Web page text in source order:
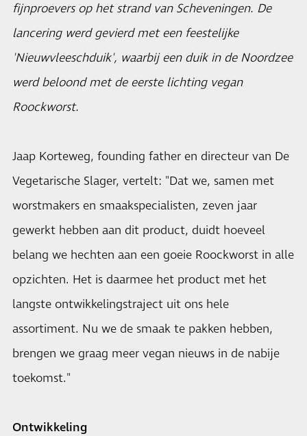
fijnproevers op het strand van Scheveningen. De
lancering werd gevierd met een feestelijke
'Nieuwvleeschduik', waarbij een duik in de Noordzee
werd beloond met de eerste lichting vegan
Roockworst.
Jaap Korteweg, founding father en directeur van De
Vegetarische Slager, vertelt: "Dat we, samen met
worstmakers en smaakspecialisten, zeven jaar
gewerkt hebben aan dit product, duidt hoeveel
belang we hechten aan een goeie Roockworst in alle
opzichten. Het is daarmee het product met het
langste ontwikkelingstraject uit ons hele
assortiment. Nu we de smaak te pakken hebben,
brengen we graag meer vegan nieuws in de nabije
toekomst."
Ontwikkeling